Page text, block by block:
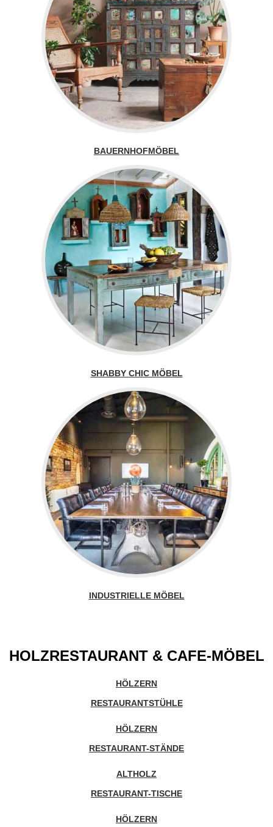
BAUERNHOFMÖBEL
SHABBY CHIC MÖBEL
INDUSTRIELLE MÖBEL
HOLZRESTAURANT & CAFE-MÖBEL
HÖLZERN
RESTAURANTSTÜHLE
HÖLZERN
RESTAURANT-STÄNDE
ALTHOLZ
RESTAURANT-TISCHE
HÖLZERN